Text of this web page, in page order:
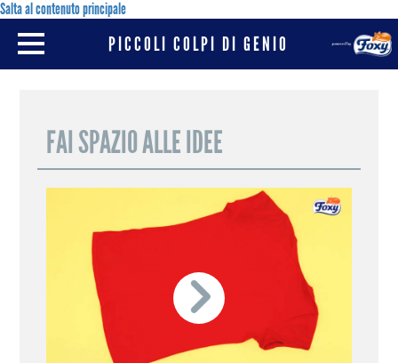
Salta al contenuto principale
HOME
FOXY E DYNAMO CAMP
FOXY HAPPY HOUR
PICCOLI COLPI DI GENIO
FAI SPAZIO ALLE IDEE